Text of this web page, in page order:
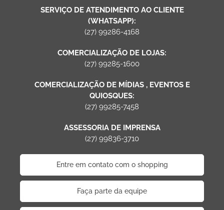
SERVIÇO DE ATENDIMENTO AO CLIENTE
(WHATSAPP):
(27) 99286-4168
COMERCIALIZAÇÃO DE LOJAS:
(27) 99285-1600
COMERCIALIZAÇÃO DE MÍDIAS , EVENTOS E
QUIOSQUES:
(27) 99285-7458
ASSESSORIA DE IMPRENSA
(27) 99836-3710
Entre em contato com o shopping
Faça parte da equipe